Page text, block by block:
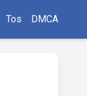
Tos DMCA